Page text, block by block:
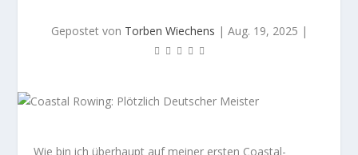
Gepostet von Torben Wiechens | Aug. 19, 2025 |
Wie bin ich überhaupt auf meiner ersten Coastal-